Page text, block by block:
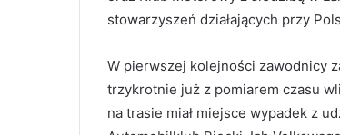
stowarzyszeń działających przy
W pierwszej kolejności zawodnicy
trzykrotnie już z pomiarem czasu
na trasie miał miejsce wypadek z